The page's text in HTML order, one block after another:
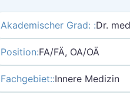
Akademischer Grad: :Dr.
Position:FA/FÄ, OA/OÄ
Fachgebiet::Innere Medizin